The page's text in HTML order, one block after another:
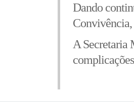
Dando
Convivência,
A Secretaria